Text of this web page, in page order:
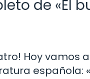
de «El
Hoy vamos
española: